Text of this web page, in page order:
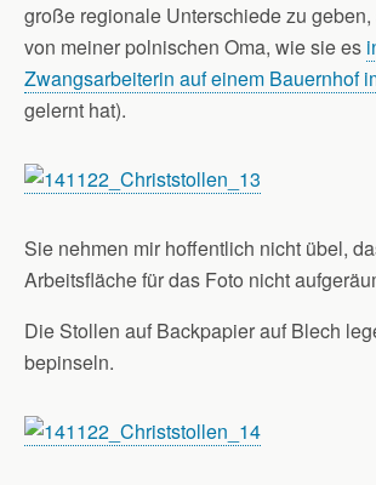
große regionale Unterschiede zu
von meiner polnischen Oma, wie sie es
Zwangsarbeiterin auf einem Bauernhof
gelernt hat).
Sie nehmen mir hoffentlich nicht übel,
Arbeitsfläche für das Foto nicht
Die Stollen auf Backpapier auf Blech
bepinseln.